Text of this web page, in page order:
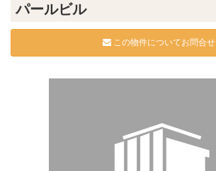
パールビル
この物件についてお問合せ